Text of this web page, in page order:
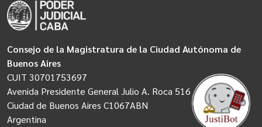
Consejo de la Magistratura de la Ciudad Autónoma de
Buenos Aires
CUIT 30701753697
Avenida Presidente General Julio A. Roca 516
Ciudad de Buenos Aires C1067ABN
Argentina